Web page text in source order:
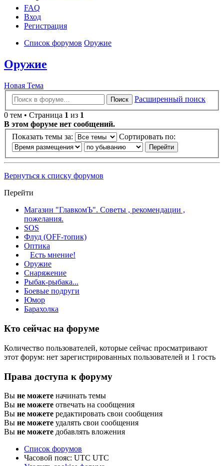
FAQ
Вход
Регистрация
Список форумов Оружие
Оружие
Новая Тема
Поиск
Расширенный поиск
0 тем • Страница 1 из 1
В этом форуме нет сообщений.
Показать темы за:
Сортировать по:
Вернуться к списку форумов
Перейти
Магазин "ГлавкомЪ". Советы , рекомендации ,
пожелания.
SOS
Флуд (OFF-топик)
Оптика
Есть мнение!
Оружие
Снаряжение
Рыбак-рыбака...
Боевые подруги
Юмор
Барахолка
Кто сейчас на форуме
Количество пользователей, которые сейчас просматривают
этот форум: нет зарегистрированных пользователей и 1 гость
Права доступа к форуму
Вы не можете начинать темы
Вы не можете отвечать на сообщения
Вы не можете редактировать свои сообщения
Вы не можете удалять свои сообщения
Вы не можете добавлять вложения
Список форумов
Часовой пояс: UTC UTC